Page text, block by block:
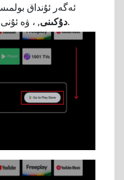
ئەگەر ئۇنداق
Google Play دۇكىنى, ، ۋە ئۇنى تاللاڭ.